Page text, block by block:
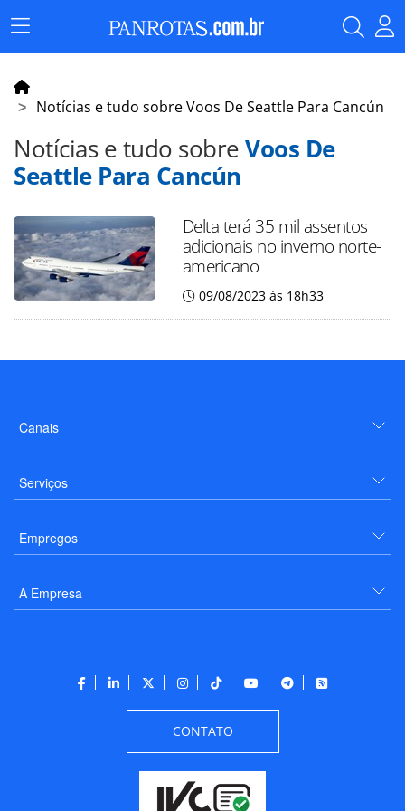
Menu
Principal
Notícias e tudo sobre Voos De Seattle Para Cancún
Notícias e tudo sobreVoos De
Seattle Para Cancún
Delta terá 35 mil assentos
adicionais no inverno norte-
americano
09/08/2023 às 18h33
Canais
Serviços
Empregos
A Empresa
CONTATO